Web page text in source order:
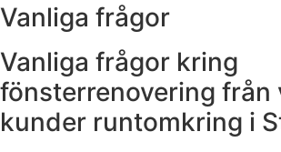
Vanliga frågor
Vanliga frågor kring
fönsterrenovering från
kunder runtomkring i